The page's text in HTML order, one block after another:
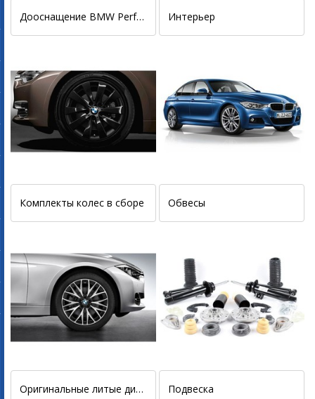
Дооснащение BMW Performance Интерьер
Комплекты колес в сборе Обвесы
Оригинальные литые диски Подвеска